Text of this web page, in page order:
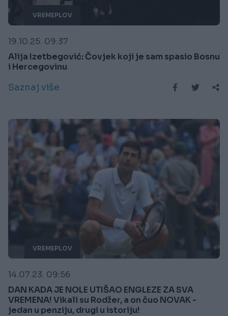
VREMEPLOV
19.10.25. 09:37
Alija Izetbegović: Čovjek koji je sam spasio Bosnu
i Hercegovinu
Saznaj više
VREMEPLOV
14.07.23. 09:56
DAN KADA JE NOLE UTIŠAO ENGLEZE ZA SVA
VREMENA! Vikali su Rodžer, a on čuo NOVAK -
jedan u penziju, drugi u istoriju!